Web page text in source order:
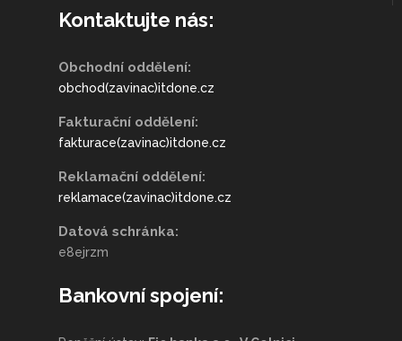
Kontaktujte nás:
Obchodní oddělení:
obchod(zavinac)itdone.cz
Fakturační oddělení:
fakturace(zavinac)itdone.cz
Reklamační oddělení:
reklamace(zavinac)itdone.cz
Datová schránka:
e8ejrzm
Bankovní spojení: